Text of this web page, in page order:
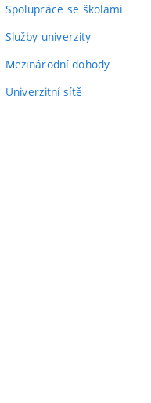
Spolupráce se školami
Služby univerzity
Mezinárodní dohody
Univerzitní sítě